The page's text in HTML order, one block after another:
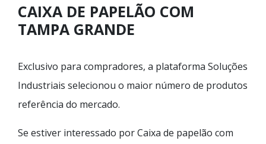
CAIXA DE PAPELÃO COM
TAMPA GRANDE
Exclusivo para compradores, a plataforma Soluções
Industriais selecionou o maior número de produtos
referência do mercado.
Se estiver interessado por Caixa de papelão com